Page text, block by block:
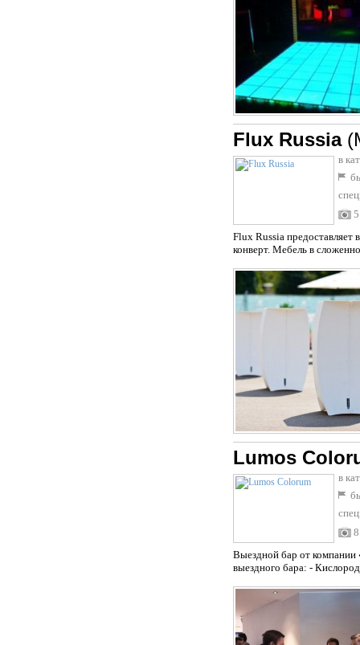
Flux Russia
в
5
Flux Russia предоставляет
конверт. Мебель в
Lumos
в
8
Выездной бар от
выездного бара: -